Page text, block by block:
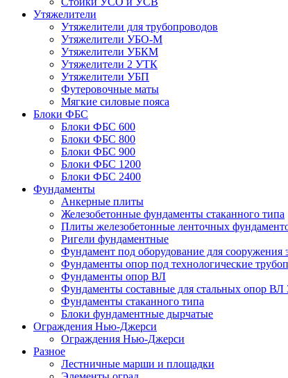
Утяжелители
Утяжелители для трубопроводов
Утяжелители УБО-М
Утяжелители УБКМ
Утяжелители 2 УТК
Утяжелители УБП
Футеровочные маты
Мягкие силовые пояса
Блоки ФБС
Блоки ФБС 600
Блоки ФБС 800
Блоки ФБС 900
Блоки ФБС 1200
Блоки ФБС 2400
Фундаменты
Анкерные плиты
Железобетонные фундаменты стаканного типа
Плиты железобетонные ленточных
Ригели фундаментные
Фундамент под оборудование для
Фундаменты опор под технологические
Фундаменты опор ВЛ
Фундаменты составные для стальных опор ВЛ
Фундаменты стаканного типа
Блоки фундаментные дырчатые
Ограждения Нью-Джерси
Ограждения Нью-Джерси
Разное
Лестничные марши и площадки